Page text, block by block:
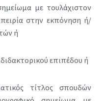
με τουλάχιστον
στην εκπόνηση ή/
ή
επιπέδου ή
τίτλος σπουδών